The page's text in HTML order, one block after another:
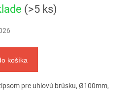
(>5 ks)
košíka
pre uhlovú brúsku, Ø100mm,